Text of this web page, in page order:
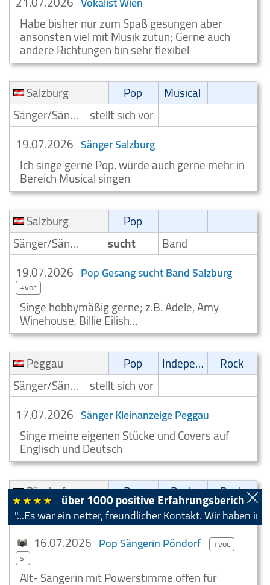
Habe bisher nur zum Spaß gesungen aber
ansonsten viel mit Musik zutun; Gerne auch
andere Richtungen bin sehr flexibel
Salzburg
Pop
Musical
Sänger/Sängerin stellt sich vor
19.07.2026 Sänger Salzburg
Ich singe gerne Pop, würde auch gerne mehr in
Bereich Musical singen
Salzburg
Pop
Sänger/Sängerin
sucht
Band
19.07.2026 Pop Gesang sucht Band Salzburg
+voc
Singe hobbymäßig gerne; z.B. Adele, Amy
Winehouse, Billie Eilish…
Peggau
Pop Independent
Rock
Sänger/Sängerin stellt sich vor
17.07.2026 Sänger Kleinanzeige Peggau
Singe meine eigenen Stücke und Covers auf
Englisch und Deutsch
Pöndorf
Pop Rock
Punk
Sänger/Sängerin stellt sich vor
16.07.2026 Pop Sängerin Pöndorf
+voc
si
Alt- Sängerin mit Powerstimme offen für
über 1000 positive Erfahrungsberichte!
ein netter, freundlicher Kontakt. Wir haben im